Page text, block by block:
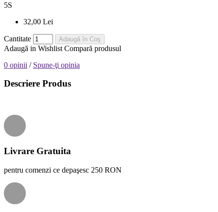
5S
32,00 Lei
Cantitate Adaugă în Coş
Adaugă in Wishlist Compară produsul
0 opinii / Spune-ţi opinia
Descriere Produs
Livrare Gratuita
pentru comenzi ce depaşesc 250 RON